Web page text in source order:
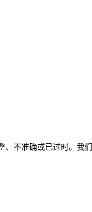
、不准确或已过时。我